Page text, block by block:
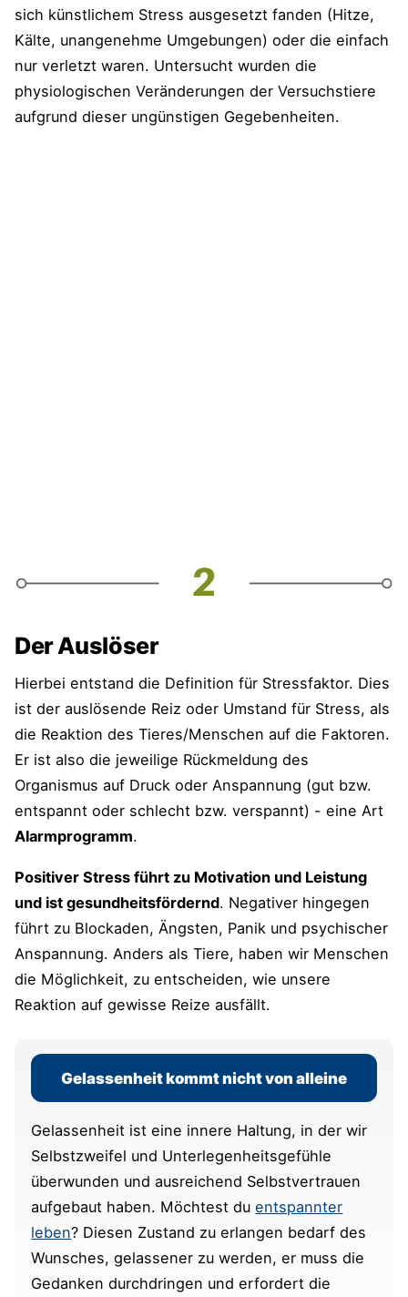
sich künstlichem Stress ausgesetzt fanden (Hitze,
Kälte, unangenehme Umgebungen) oder die einfach
nur verletzt waren. Untersucht wurden die
physiologischen Veränderungen der Versuchstiere
aufgrund dieser ungünstigen Gegebenheiten.
Der Auslöser
Hierbei entstand die Definition für Stressfaktor. Dies
ist der auslösende Reiz oder Umstand für Stress, als
die Reaktion des Tieres/Menschen auf die Faktoren.
Er ist also die jeweilige Rückmeldung des
Organismus auf Druck oder Anspannung (gut bzw.
entspannt oder schlecht bzw. verspannt) - eine Art
Alarmprogramm.
Positiver Stress führt zu Motivation und Leistung
und ist gesundheitsfördernd. Negativer hingegen
führt zu Blockaden, Ängsten, Panik und psychischer
Anspannung. Anders als Tiere, haben wir Menschen
die Möglichkeit, zu entscheiden, wie unsere
Reaktion auf gewisse Reize ausfällt.
Gelassenheit kommt nicht von alleine
Gelassenheit ist eine innere Haltung, in der wir
Selbstzweifel und Unterlegenheitsgefühle
überwunden und ausreichend Selbstvertrauen
aufgebaut haben. Möchtest duentspannter
leben? Diesen Zustand zu erlangen bedarf des
Wunsches, gelassener zu werden, er muss die
Gedanken durchdringen und erfordert die